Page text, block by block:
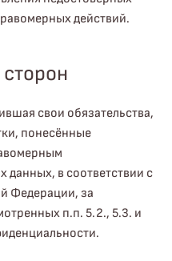
действий.
сторон
свои обязательства,
понесённые
данных, в соответствии с
Федерации, за
п.п. 5.2., 5.3. и